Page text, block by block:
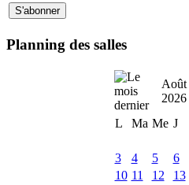
Planning des salles
Août
2026
L
Ma Me J
3
4 5 6
10 11 12 13